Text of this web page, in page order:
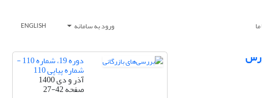
ورود به سامانه ENGLISH
دوره 19، شماره 110 -
شماره پیاپی 110
آذر و دی 1400
صفحه27-42